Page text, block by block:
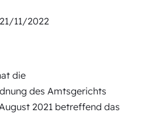
21/11/2022
die
des Amtsgerichts
2021 betreffend das